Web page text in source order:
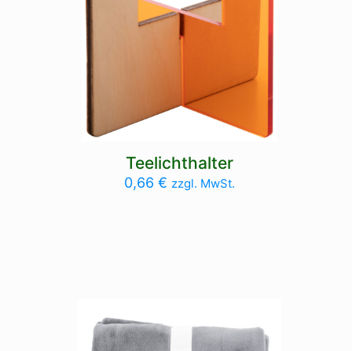
Teelichthalter
0,66 € zzgl. MwSt.